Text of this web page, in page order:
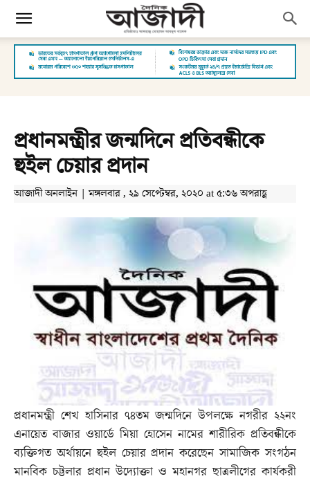
প্রধানমন্ত্রীর জন্মদিনে প্রতিবন্ধীকে
হুইল চেয়ার প্রদান
আজাদী অনলাইন | মঙ্গলবার , ২৯ সেপ্টেম্বর, ২০২০ at ৫:৩৬ অপরাহ্ণ
প্রধানমন্ত্রী শেখ হাসিনার ৭৪তম জন্মদিনে উপলক্ষে নগরীর ২২নং
এনায়েত বাজার ওয়ার্ডে মিয়া হোসেন নামের শারীরিক প্রতিবন্ধীকে
ব্যক্তিগত অর্থায়নে হুইল চেয়ার প্রদান করেছেন সামাজিক সংগঠন
মানবিক চট্টলার প্রধান উদ্যোক্তা ও মহানগর ছাত্রলীগের কার্যকরী